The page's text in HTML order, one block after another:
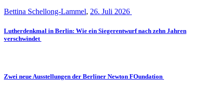
Bettina Schellong-Lammel, 26. Juli 2026
Lutherdenkmal in Berlin: Wie ein Siegerentwurf nach zehn Jahren
verschwindet
Zwei neue Ausstellungen der Berliner Newton FOundation